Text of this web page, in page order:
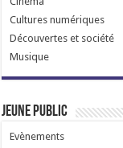
Cultures numériques
Découvertes et société
Musique
Jeune public
Evènements